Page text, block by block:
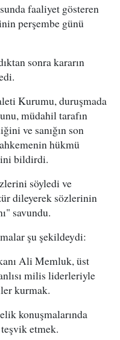
faaliyet gösteren
perşembe günü
sonra kararın
Kurumu, duruşmada
müdahil tarafın
ve sanığın son
hükmü
bildirdi.
söyledi ve
dileyerek sözlerinin
savundu.
şu şekildeydi:
Ali Memluk, üst
milis liderleriyle
kurmak.
konuşmalarında
etmek.